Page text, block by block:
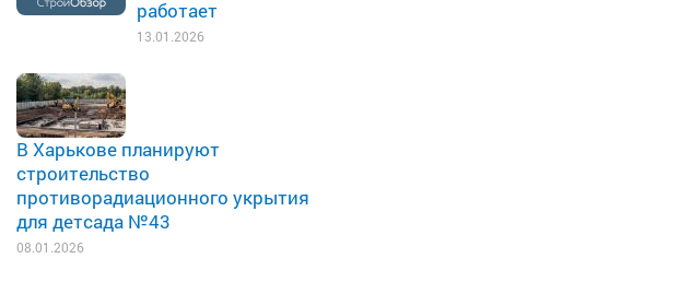
работает
13.01.2026
В Харькове планируют
строительство
противорадиационного укрытия
для детсада №43
08.01.2026